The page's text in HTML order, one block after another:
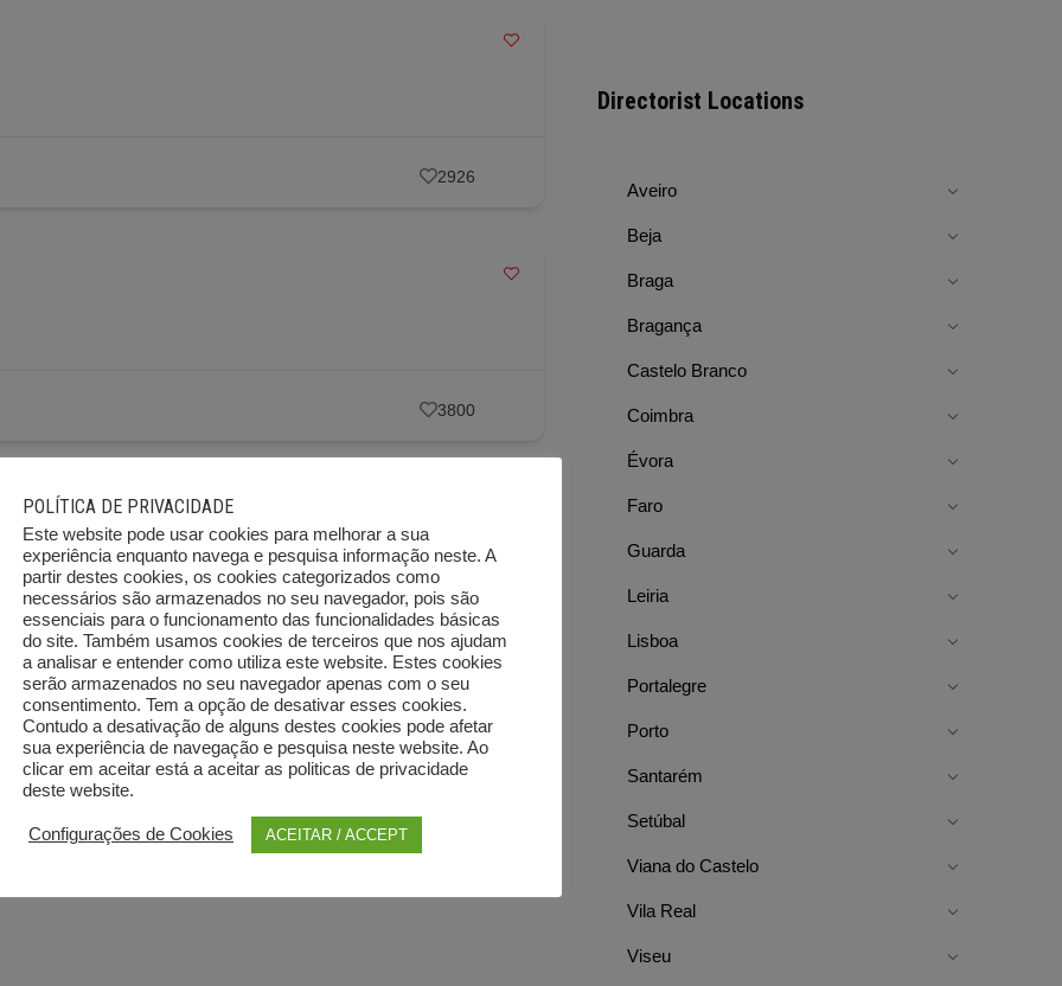
2926
3800
Lda
4518
2
Directorist Locations
Aveiro
Beja
Braga
Bragança
Castelo Branco
Coimbra
Évora
Faro
Guarda
Leiria
Lisboa
Portalegre
Porto
Santarém
Setúbal
Viana do Castelo
Vila Real
Viseu
POLÍTICA DE PRIVACIDADE
Este website pode usar cookies para melhorar a sua
experiência enquanto navega e pesquisa informação neste. A
partir destes cookies, os cookies categorizados como
necessários são armazenados no seu navegador, pois são
essenciais para o funcionamento das funcionalidades básicas
do site. Também usamos cookies de terceiros que nos ajudam
a analisar e entender como utiliza este website. Estes cookies
serão armazenados no seu navegador apenas com o seu
consentimento. Tem a opção de desativar esses cookies.
Contudo a desativação de alguns destes cookies pode afetar
sua experiência de navegação e pesquisa neste website. Ao
clicar em aceitar está a aceitar as politicas de privacidade
deste website.
Configurações de Cookies ACEITAR / ACCEPT